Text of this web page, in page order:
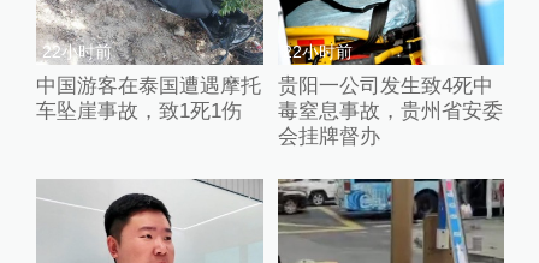
22小时前
中国游客在泰国遭遇摩托
车坠崖事故，致1死1伤
22小时前
贵阳一公司发生致4死中
毒窒息事故，贵州省安委
会挂牌督办